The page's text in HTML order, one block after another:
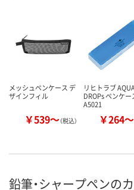
メッシュペンケース デ
ザインフィル
￥539～（税込）
リヒトラブ
DROPs ペンケー
A5021
￥264～
鉛筆・シャープペンの